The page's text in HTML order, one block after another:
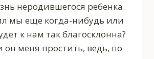
неродившегося ребенка.
мы еще когда-нибудь или
к нам так благосклонна?
он меня простить, ведь, по